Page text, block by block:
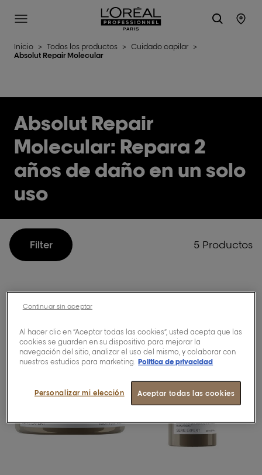
L'Oréal Professionnel Paris
Site Menu
Inicio > Todos los productos > Cuidado capilar >
Absolut Repair Molecular
Absolut Repair
Molecular: Repara 2
años de daño en un solo
uso
Filter 5 Productos
Al hacer clic en “Aceptar todas las cookies”, usted acepta que las
cookies se guarden en su dispositivo para mejorar la
navegación del sitio, analizar el uso del mismo, y colaborar con
nuestros estudios para marketing. Política de privacidad
Aceptar todas las cookies
Personalizar mi elección
Continuar sin aceptar